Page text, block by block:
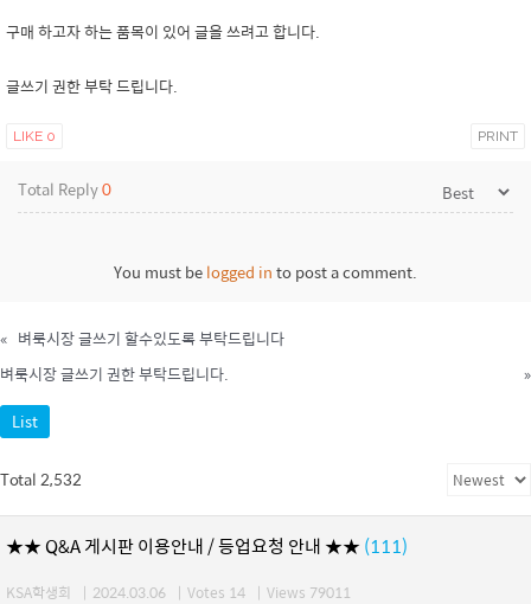
구매 하고자 하는 품목이 있어 글을 쓰려고 합니다.
글쓰기 권한 부탁 드립니다.
LIKE 0 PRINT
Total Reply0
You must belogged into post a comment.
« 벼룩시장 글쓰기 할수있도록 부탁드립니다
벼룩시장 글쓰기 권한 부탁드립니다.
»
List
Total 2,532
★★ Q&A 게시판 이용안내 / 등업요청 안내 ★★ (111)
KSA학생회 | 2024.03.06 | Votes 14 | Views 79011